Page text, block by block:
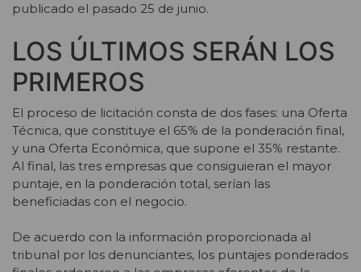
publicado el pasado 25 de junio.
LOS ÚLTIMOS SERÁN LOS
PRIMEROS
El proceso de licitación consta de dos fases: una Oferta
Técnica, que constituye el 65% de la ponderación final,
y una Oferta Económica, que supone el 35% restante.
Al final, las tres empresas que consiguieran el mayor
puntaje, en la ponderación total, serían las
beneficiadas con el negocio.
De acuerdo con la información proporcionada al
tribunal por los denunciantes, los puntajes ponderados